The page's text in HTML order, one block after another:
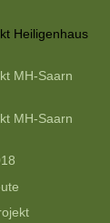
Heiligenhaus
MH-Saarn
MH-Saarn